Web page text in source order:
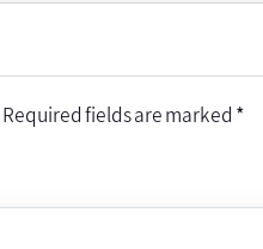
Required fields are marked *